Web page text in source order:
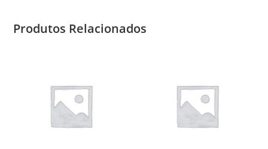
Produtos Relacionados